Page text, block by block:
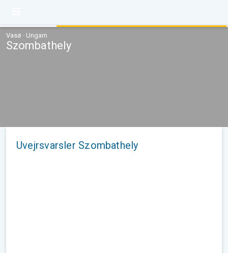
Vasø · Ungarn
Szombathely
Uvejrsvarsler Szombathely